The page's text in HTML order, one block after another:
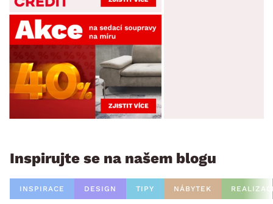
Inspirujte se na našem blogu
INSPIRACE DESIGN TIPY NÁBYTEK